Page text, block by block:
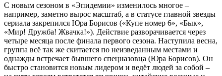
С новым сезоном в «Эпидемии» изменилось многое –
например, заметно вырос масштаб, а в статусе главной звезды
сериала закрепился Юра Борисов («Купе номер 6», «Бык»,
«Мир! Дружба! Жвачка!»). Действие разворачивается через
четыре месяца после финала первого сезона. Наступила весна,
группа всё так же скитается по неизведанным местами и
однажды встречает бывшего спецназовца (Юра Борисов). Он
быстро становится новым лидером и ведёт людей за собой –